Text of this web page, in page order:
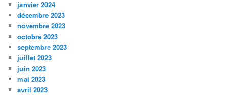
janvier 2024
décembre 2023
novembre 2023
octobre 2023
septembre 2023
juillet 2023
juin 2023
mai 2023
avril 2023